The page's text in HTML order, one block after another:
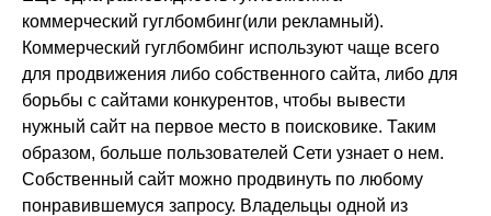
коммерческий гуглбомбинг(или рекламный).
Коммерческий гуглбомбинг используют чаще всего
для продвижения либо собственного сайта, либо для
борьбы с сайтами конкурентов, чтобы вывести
нужный сайт на первое место в поисковике. Таким
образом, больше пользователей Сети узнает о нем.
Собственный сайт можно продвинуть по любому
понравившемуся запросу. Владельцы одной из